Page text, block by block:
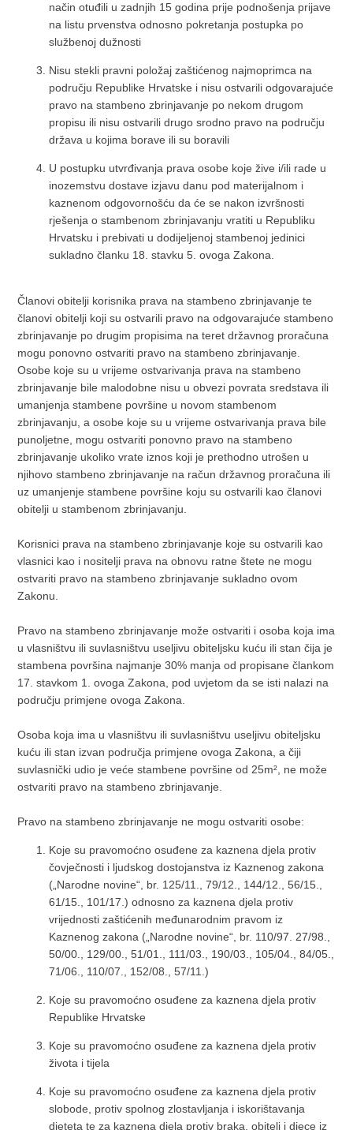
način otuđili u zadnjih 15 godina prije podnošenja prijave
na listu prvenstva odnosno pokretanja postupka po
službenoj dužnosti
Nisu stekli pravni položaj zaštićenog najmoprimca na
području Republike Hrvatske i nisu ostvarili odgovarajuće
pravo na stambeno zbrinjavanje po nekom drugom
propisu ili nisu ostvarili drugo srodno pravo na području
država u kojima borave ili su boravili
U postupku utvrđivanja prava osobe koje žive i/ili rade u
inozemstvu dostave izjavu danu pod materijalnom i
kaznenom odgovornošću da će se nakon izvršnosti
rješenja o stambenom zbrinjavanju vratiti u Republiku
Hrvatsku i prebivati u dodijeljenoj stambenoj jedinici
sukladno članku 18. stavku 5. ovoga Zakona.
Članovi obitelji korisnika prava na stambeno zbrinjavanje te
članovi obitelji koji su ostvarili pravo na odgovarajuće stambeno
zbrinjavanje po drugim propisima na teret državnog proračuna
mogu ponovno ostvariti pravo na stambeno zbrinjavanje.
Osobe koje su u vrijeme ostvarivanja prava na stambeno
zbrinjavanje bile malodobne nisu u obvezi povrata sredstava ili
umanjenja stambene površine u novom stambenom
zbrinjavanju, a osobe koje su u vrijeme ostvarivanja prava bile
punoljetne, mogu ostvariti ponovno pravo na stambeno
zbrinjavanje ukoliko vrate iznos koji je prethodno utrošen u
njihovo stambeno zbrinjavanje na račun državnog proračuna ili
uz umanjenje stambene površine koju su ostvarili kao članovi
obitelji u stambenom zbrinjavanju.
Korisnici prava na stambeno zbrinjavanje koje su ostvarili kao
vlasnici kao i nositelji prava na obnovu ratne štete ne mogu
ostvariti pravo na stambeno zbrinjavanje sukladno ovom
Zakonu.
Pravo na stambeno zbrinjavanje može ostvariti i osoba koja ima
u vlasništvu ili suvlasništvu useljivu obiteljsku kuću ili stan čija je
stambena površina najmanje 30% manja od propisane člankom
17. stavkom 1. ovoga Zakona, pod uvjetom da se isti nalazi na
području primjene ovoga Zakona.
Osoba koja ima u vlasništvu ili suvlasništvu useljivu obiteljsku
kuću ili stan izvan područja primjene ovoga Zakona, a čiji
suvlasnički udio je veće stambene površine od 25m², ne može
ostvariti pravo na stambeno zbrinjavanje.
Pravo na stambeno zbrinjavanje ne mogu ostvariti osobe:
Koje su pravomoćno osuđene za kaznena djela protiv
čovječnosti i ljudskog dostojanstva iz Kaznenog zakona
(„Narodne novine“, br. 125/11., 79/12., 144/12., 56/15.,
61/15., 101/17.) odnosno za kaznena djela protiv
vrijednosti zaštićenih međunarodnim pravom iz
Kaznenog zakona („Narodne novine“, br. 110/97. 27/98.,
50/00., 129/00., 51/01., 111/03., 190/03., 105/04., 84/05.,
71/06., 110/07., 152/08., 57/11.)
Koje su pravomoćno osuđene za kaznena djela protiv
Republike Hrvatske
Koje su pravomoćno osuđene za kaznena djela protiv
života i tijela
Koje su pravomoćno osuđene za kaznena djela protiv
slobode, protiv spolnog zlostavljanja i iskorištavanja
djeteta te za kaznena djela protiv braka, obitelj i djece iz